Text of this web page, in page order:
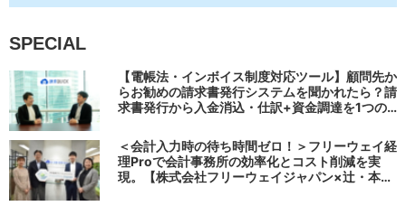
SPECIAL
【電帳法・インボイス制度対応ツール】顧問先か
らお勧めの請求書発行システムを聞かれたら？請
求書発行から入金消込・仕訳+資金調達を1つの
＜会計入力時の待ち時間ゼロ！＞フリーウェイ経
理Proで会計事務所の効率化とコスト削減を実
現。【株式会社フリーウェイジャパン×辻・本郷